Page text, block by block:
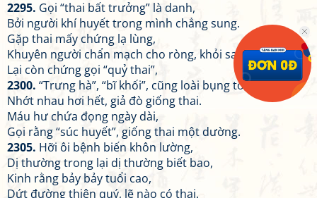
2295. Gọi “thai bất trưởng” là danh,
Bởi người khí huyết trong mình chẳng sung.
Gặp thai mấy chứng lạ lùng,
Khuyên người chẩn mạch cho ròng, khỏi sai.
Lại còn chứng gọi “quỷ thai”,
2300. “Trưng hà”, “bĩ khối”, cũng loài bụng to,
Nhớt nhau hơi hết, giả đò giống thai.
Máu hư chứa đọng ngày dài,
Gọi rằng “súc huyết”, giống thai một dường.
2305. Hỡi ôi bệnh biến khôn lường,
Dị thường trong lại dị thường biết bao,
Kinh rằng bảy bảy tuổi cao,
Dứt đường thiên quý, lẽ nào có thai.